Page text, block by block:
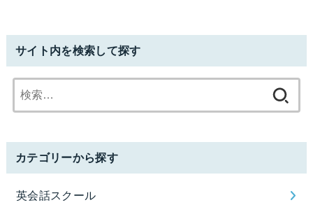
サイト内を検索して探す
索:
カテゴリーから探す
英会話スクール